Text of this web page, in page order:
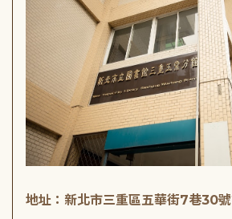
地址：新北市三重區五華街7巷30